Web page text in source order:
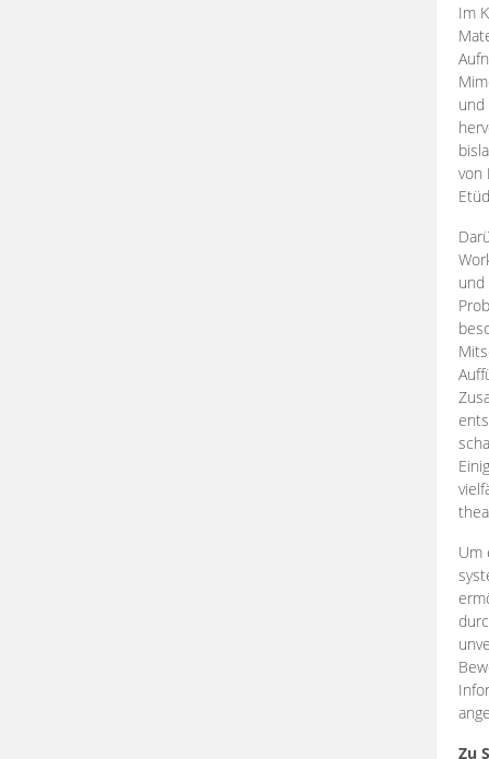
Im
und
von
und
Um
Zu